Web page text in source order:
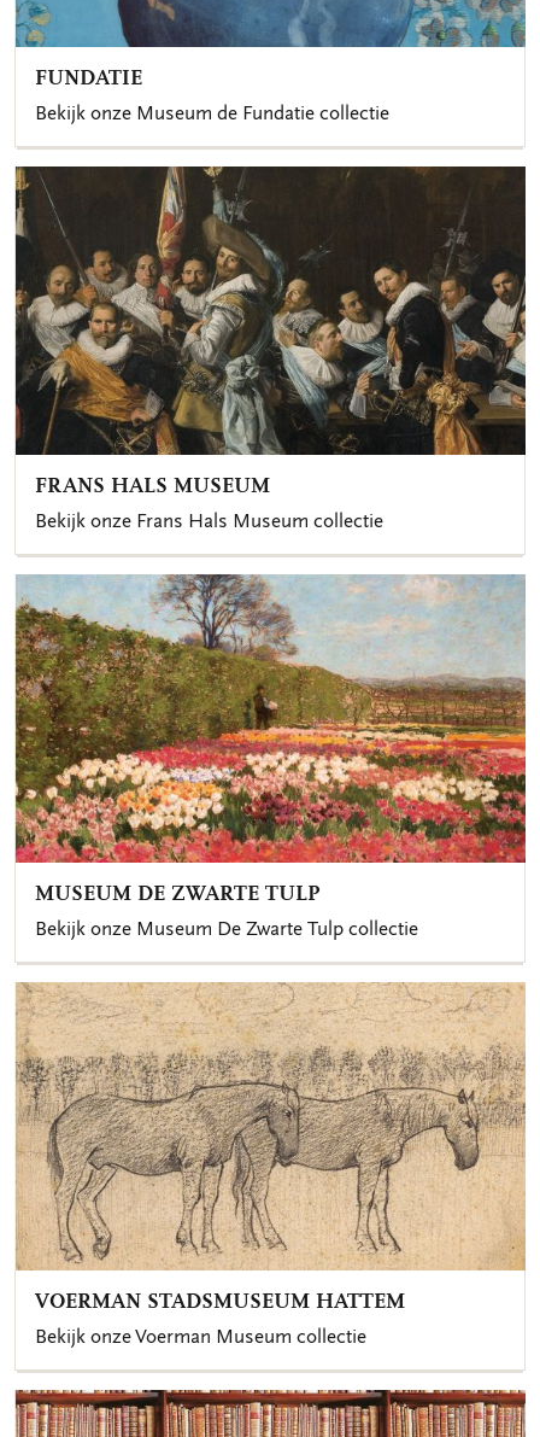
FUNDATIE
Bekijk onze Museum de Fundatie collectie
FRANS HALS MUSEUM
Bekijk onze Frans Hals Museum collectie
MUSEUM DE ZWARTE TULP
Bekijk onze Museum De Zwarte Tulp collectie
VOERMAN STADSMUSEUM HATTEM
Bekijk onze Voerman Museum collectie